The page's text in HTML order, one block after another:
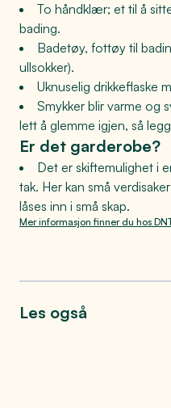
To håndklær; et til å
bading.
Badetøy, fottøy til
ullsokker).
Uknuselig drikkeflaske
Smykker blir varme og
lett å glemme igjen, så
Er det garderobe?
Det er skiftemulighet i
tak. Her kan små
låses inn i små skap.
Mer informasjon finner du hos
Les også